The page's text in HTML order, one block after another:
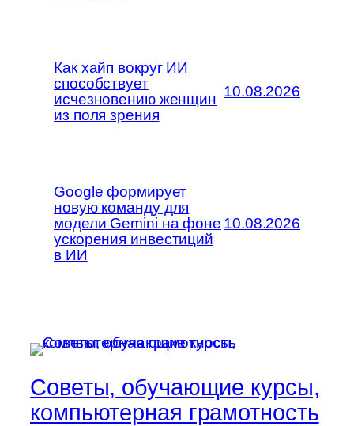
Как хайп вокруг ИИ
способствует
исчезновению женщин
из поля зрения
10.08.2026
Google формирует
новую команду для
модели Gemini на фоне
ускорения инвестиций
в ИИ
10.08.2026
Советы, обучающие курсы,
компьютерная грамотность